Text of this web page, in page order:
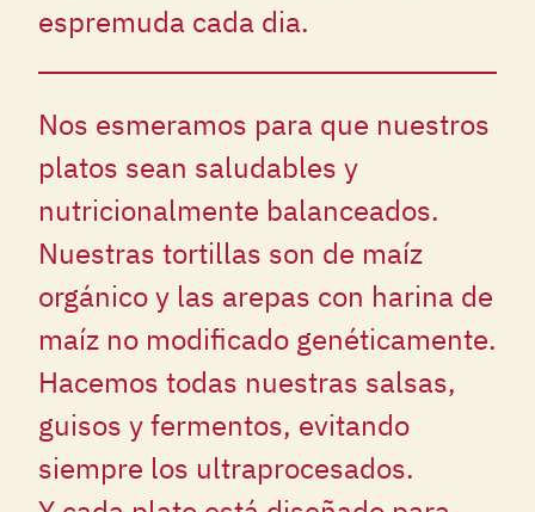
espremuda cada dia.
Nos esmeramos para que nuestros
platos sean saludables y
nutricionalmente balanceados.
Nuestras tortillas son de maíz
orgánico y las arepas con harina de
maíz no modificado genéticamente.
Hacemos todas nuestras salsas,
guisos y fermentos, evitando
siempre los ultraprocesados.